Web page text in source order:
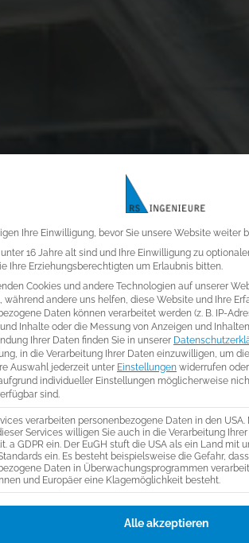
für
Ihre Einwilligung, bevor Sie unsere Website weiter
16 Jahre alt sind und Ihre Einwilligung zu
Ihre Erziehungsberechtigten um Erlaubnis bitten.
Cookies und andere Technologien auf unserer
während andere uns helfen, diese Website und Ihre
Daten können verarbeitet werden (z. B. IP-
Inhalte oder die Messung von Anzeigen und
Ihrer Daten finden Sie in unserer
in die Verarbeitung Ihrer Daten einzuwilligen, um
Auswahl jederzeit unter Einstellungen widerrufen
individueller Einstellungen möglicherweise
sind.
verarbeiten personenbezogene Daten in den
Services willigen Sie auch in die Verarbeitung
a GDPR ein. Der EuGH stuft die USA als ein Land
ein. Es besteht beispielsweise die Gefahr,
Daten in Überwachungsprogrammen
und Europäer eine Klagemöglichkeit besteht.
Alle akzeptieren